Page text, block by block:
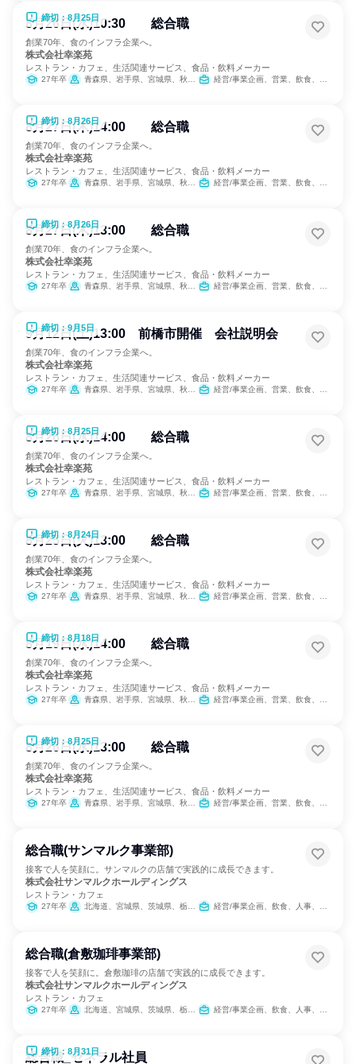
締切：8月25日
8月26日(水)10:30 総合職
創業70年、食のインフラ企業へ。
株式会社幸楽苑
レストラン・カフェ、生活関連サービス、食品・飲料メーカー
27年卒 青森県、岩手県、宮城県、秋田県、山形県、福島県、茨城県、栃木県、群馬県、埼玉県、千葉県、東京都、神奈川県、新潟県、山梨県、長野県、静岡県 経営/事業企画、営業、飲食、小売販売/流通、製造・生産工程、SCM/生産管理/購買/物流、人事、広報/IR、商品企画、マーケティング・広告・宣伝、カスタマーサクセス
締切：8月26日
8月27日(木)14:00 総合職
創業70年、食のインフラ企業へ。
株式会社幸楽苑
レストラン・カフェ、生活関連サービス、食品・飲料メーカー
27年卒 青森県、岩手県、宮城県、秋田県、山形県、福島県、茨城県、栃木県、群馬県、埼玉県、千葉県、東京都、神奈川県、新潟県、山梨県、長野県、静岡県 経営/事業企画、営業、飲食、小売販売/流通、製造・生産工程、SCM/生産管理/購買/物流、人事、広報/IR、商品企画、マーケティング・広告・宣伝、カスタマーサクセス
締切：8月26日
8月27日(木)13:00 総合職
創業70年、食のインフラ企業へ。
株式会社幸楽苑
レストラン・カフェ、生活関連サービス、食品・飲料メーカー
27年卒 青森県、岩手県、宮城県、秋田県、山形県、福島県、茨城県、栃木県、群馬県、埼玉県、千葉県、東京都、神奈川県、新潟県、山梨県、長野県、静岡県 経営/事業企画、営業、飲食、小売販売/流通、製造・生産工程、SCM/生産管理/購買/物流、人事、広報/IR、商品企画、マーケティング・広告・宣伝、カスタマーサクセス
締切：9月5日
9月12日(土)13:00 前橋市開催 会社説明会
創業70年、食のインフラ企業へ。
株式会社幸楽苑
レストラン・カフェ、生活関連サービス、食品・飲料メーカー
27年卒 青森県、岩手県、宮城県、秋田県、山形県、福島県、茨城県、栃木県、群馬県、埼玉県、千葉県、東京都、神奈川県、新潟県、山梨県、長野県、静岡県 経営/事業企画、営業、飲食、小売販売/流通、製造・生産工程、SCM/生産管理/購買/物流、人事、広報/IR、商品企画、マーケティング・広告・宣伝、カスタマーサクセス
締切：8月25日
8月26日(水)14:00 総合職
創業70年、食のインフラ企業へ。
株式会社幸楽苑
レストラン・カフェ、生活関連サービス、食品・飲料メーカー
27年卒 青森県、岩手県、宮城県、秋田県、山形県、福島県、茨城県、栃木県、群馬県、埼玉県、千葉県、東京都、神奈川県、新潟県、山梨県、長野県、静岡県 経営/事業企画、営業、飲食、小売販売/流通、製造・生産工程、SCM/生産管理/購買/物流、人事、広報/IR、商品企画、マーケティング・広告・宣伝、カスタマーサクセス
締切：8月24日
8月25日(火)13:00 総合職
創業70年、食のインフラ企業へ。
株式会社幸楽苑
レストラン・カフェ、生活関連サービス、食品・飲料メーカー
27年卒 青森県、岩手県、宮城県、秋田県、山形県、福島県、茨城県、栃木県、群馬県、埼玉県、千葉県、東京都、神奈川県、新潟県、山梨県、長野県、静岡県 経営/事業企画、営業、飲食、小売販売/流通、製造・生産工程、SCM/生産管理/購買/物流、人事、広報/IR、商品企画、マーケティング・広告・宣伝、カスタマーサクセス
締切：8月18日
8月19日(水)14:00 総合職
創業70年、食のインフラ企業へ。
株式会社幸楽苑
レストラン・カフェ、生活関連サービス、食品・飲料メーカー
27年卒 青森県、岩手県、宮城県、秋田県、山形県、福島県、茨城県、栃木県、群馬県、埼玉県、千葉県、東京都、神奈川県、新潟県、山梨県、長野県、静岡県 経営/事業企画、営業、飲食、小売販売/流通、製造・生産工程、SCM/生産管理/購買/物流、人事、広報/IR、商品企画、マーケティング・広告・宣伝、カスタマーサクセス
締切：8月25日
8月26日(水)13:00 総合職
創業70年、食のインフラ企業へ。
株式会社幸楽苑
レストラン・カフェ、生活関連サービス、食品・飲料メーカー
27年卒 青森県、岩手県、宮城県、秋田県、山形県、福島県、茨城県、栃木県、群馬県、埼玉県、千葉県、東京都、神奈川県、新潟県、山梨県、長野県、静岡県 経営/事業企画、営業、飲食、小売販売/流通、製造・生産工程、SCM/生産管理/購買/物流、人事、広報/IR、商品企画、マーケティング・広告・宣伝、カスタマーサクセス
総合職(サンマルク事業部)
接客で人を笑顔に。サンマルクの店舗で実践的に成長できます。
株式会社サンマルクホールディングス
レストラン・カフェ
27年卒 北海道、宮城県、茨城県、栃木県、群馬県、埼玉県、千葉県、東京都、神奈川県、石川県、長野県、岐阜県、静岡県、愛知県、三重県、滋賀県、京都府、大阪府、兵庫県、奈良県、岡山県、広島県、徳島県、香川県、愛媛県、福岡県、長崎県、熊本県、鹿児島県 経営/事業企画、飲食、人事、商品企画
総合職(倉敷珈琲事業部)
接客で人を笑顔に。倉敷珈琲の店舗で実践的に成長できます。
株式会社サンマルクホールディングス
レストラン・カフェ
27年卒 北海道、宮城県、茨城県、栃木県、群馬県、埼玉県、千葉県、東京都、神奈川県、石川県、長野県、岐阜県、静岡県、愛知県、三重県、滋賀県、京都府、大阪府、兵庫県、奈良県、岡山県、広島県、徳島県、香川県、愛媛県、福岡県、長崎県、熊本県、鹿児島県 経営/事業企画、飲食、人事、商品企画
締切：8月31日
総合職_ゼネラル社員